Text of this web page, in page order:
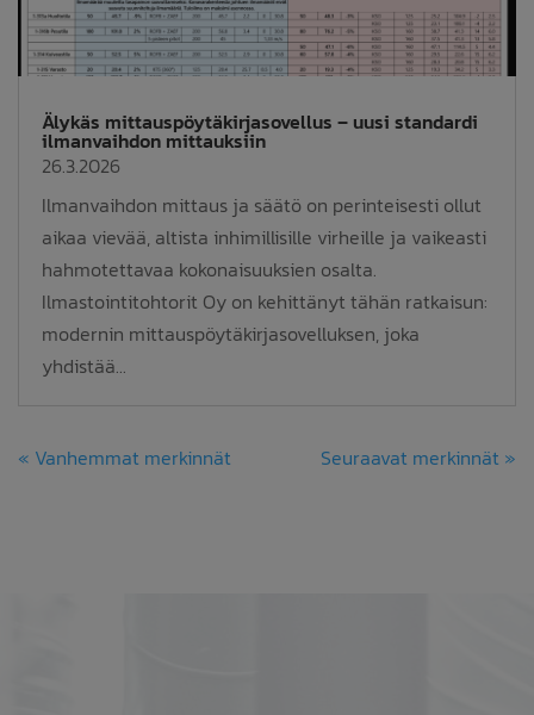
Älykäs mittauspöytäkirjasovellus – uusi standardi
ilmanvaihdon mittauksiin
26.3.2026
Ilmanvaihdon mittaus ja säätö on perinteisesti ollut
aikaa vievää, altista inhimillisille virheille ja vaikeasti
hahmotettavaa kokonaisuuksien osalta.
Ilmastointitohtorit Oy on kehittänyt tähän ratkaisun:
modernin mittauspöytäkirjasovelluksen, joka
yhdistää...
« Vanhemmat merkinnät Seuraavat merkinnät »